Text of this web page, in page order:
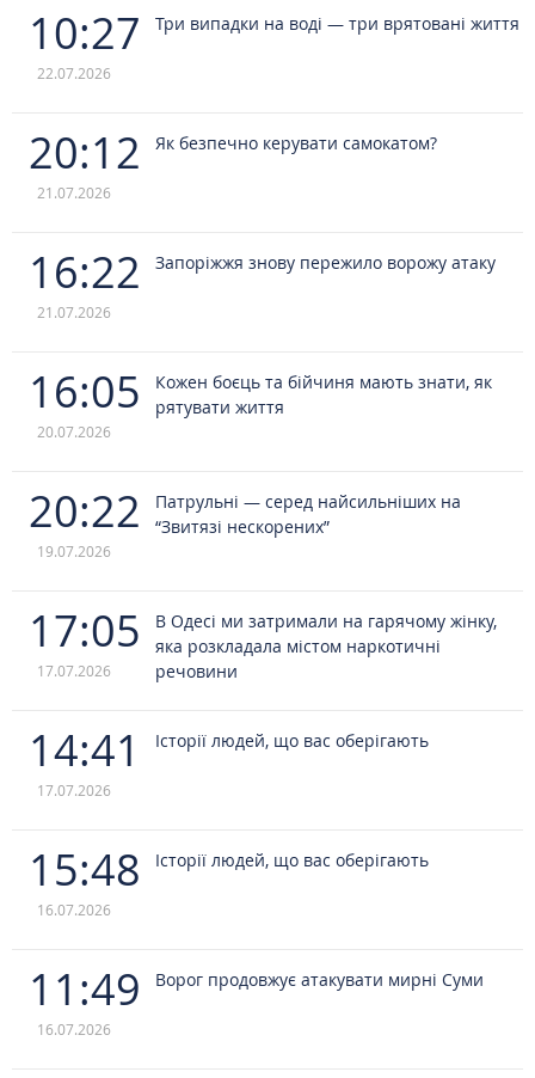
10:27
22.07.2026
Три випадки на воді — три врятовані життя
20:12
21.07.2026
Як безпечно керувати самокатом?
16:22
21.07.2026
Запоріжжя знову пережило ворожу атаку
16:05
20.07.2026
Кожен боєць та бійчиня мають знати, як
рятувати життя
20:22
19.07.2026
Патрульні — серед найсильніших на
“Звитязі нескорених”
17:05
17.07.2026
В Одесі ми затримали на гарячому жінку,
яка розкладала містом наркотичні
речовини
14:41
17.07.2026
Історії людей, що вас оберігають
15:48
16.07.2026
Історії людей, що вас оберігають
11:49
16.07.2026
Ворог продовжує атакувати мирні Суми